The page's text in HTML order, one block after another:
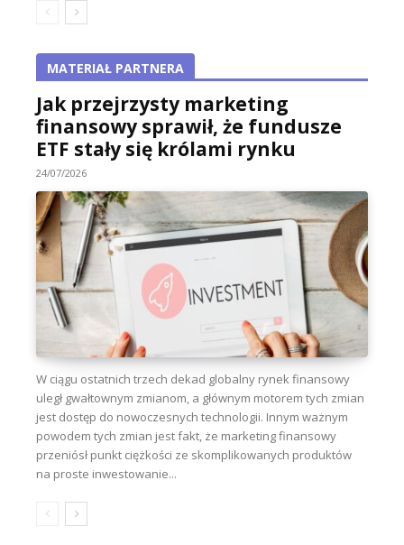
MATERIAŁ PARTNERA
Jak przejrzysty marketing
finansowy sprawił, że fundusze
ETF stały się królami rynku
24/07/2026
W ciągu ostatnich trzech dekad globalny rynek finansowy
uległ gwałtownym zmianom, a głównym motorem tych zmian
jest dostęp do nowoczesnych technologii. Innym ważnym
powodem tych zmian jest fakt, że marketing finansowy
przeniósł punkt ciężkości ze skomplikowanych produktów
na proste inwestowanie...